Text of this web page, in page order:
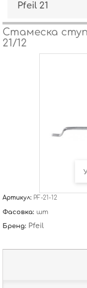
Pfeil 21
Стамеска
21/12
Артикул: PF-21-12
Фасовка: шт
Бренд: Pfeil